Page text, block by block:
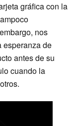
gráfica con la
nos
esperanza de
antes de su
cuando la